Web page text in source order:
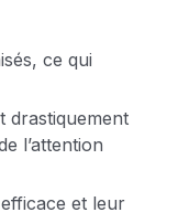
ce qui
drastiquement
l’attention
et leur